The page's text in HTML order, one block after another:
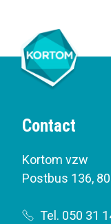
Contact
Kortom vzw
Postbus 136,
Tel. 050 31